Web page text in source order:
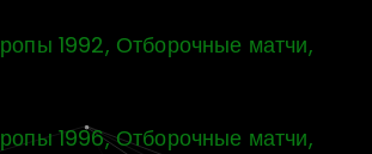
1992, Отборочные матчи,
1996, Отборочные матчи,